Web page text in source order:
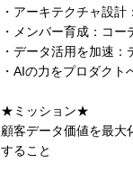
・アーキテクチャ設
・メンバー育成：コ
・データ活用を加速
・AIの力をプロダク
★ミッション★
顧客データ価値を最大
すること